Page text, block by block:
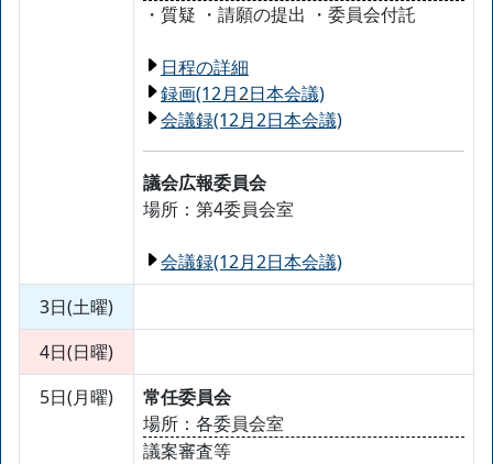
・質疑 ・請願の提出 ・委員会付託
日程の詳細
録画(12月2日本会議)
会議録(12月2日本会議)
議会広報委員会
場所：第4委員会室
会議録(12月2日本会議)
3日(土曜)
4日(日曜)
5日(月曜)
常任委員会
場所：各委員会室
議案審査等